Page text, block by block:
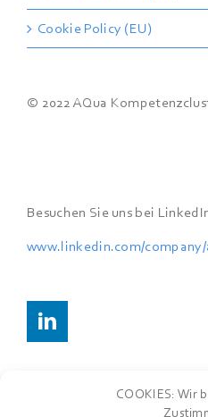
COOKIES: Wir
Cookie Policy (EU)
© 2022 AQua
Besuchen Sie uns bei
www.linkedin.com/